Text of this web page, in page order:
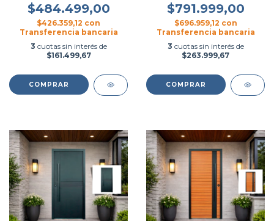
$484.499,00
$426.359,12 con
Transferencia bancaria
3 cuotas sin interés de
$161.499,67
COMPRAR
$791.999,00
$696.959,12 con
Transferencia bancaria
3 cuotas sin interés de
$263.999,67
COMPRAR